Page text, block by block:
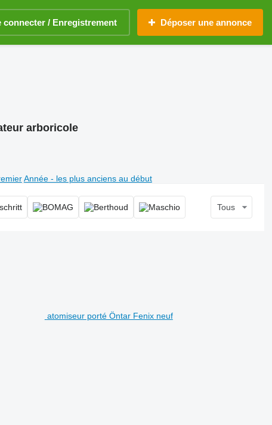
connecter / Enregistrement Déposer une annonce
arboricole
Année - les plus anciens au début
Tous
atomiseur porté Öntar Fenix neuf